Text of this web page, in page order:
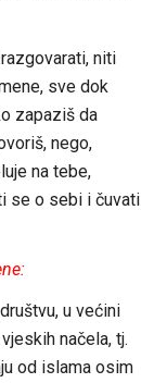
niti
sve dok
zapaziš da
nego,
na tebe,
se o sebi i čuvati
u većini
načela, tj.
od islama osim